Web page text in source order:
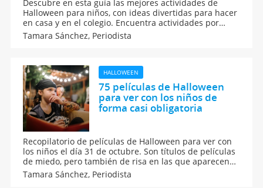
Descubre en esta guía las mejores actividades de
Halloween para niños, con ideas divertidas para hacer
en casa y en el colegio. Encuentra actividades por
edades y cursos, perfectas para disfrutar de un
Halloween educativo y entretenido. ¡No te pierdas
y con amigos!
Tamara Sánchez, Periodista
HALLOWEEN
75 películas de Halloween
para ver con los niños de
forma casi obligatoria
Recopilatorio de películas de Halloween para ver con
los niños el día 31 de octubre. Son títulos de películas
de miedo, pero también de risa en las que aparecen
monstruos, fantasmas, zombis y demás criaturas
mágicas. A los pequeños les encantan estas películas
Tamara Sánchez, Periodista